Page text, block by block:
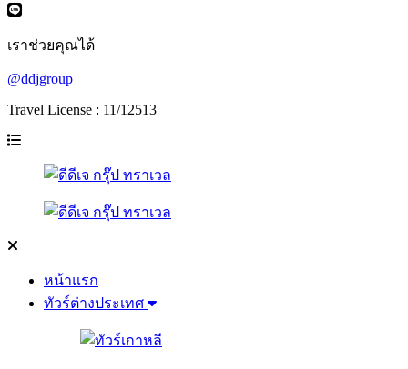
เราช่วยคุณได้
@ddjgroup
Travel License : 11/12513
หน้าแรก
ทัวร์ต่างประเทศ